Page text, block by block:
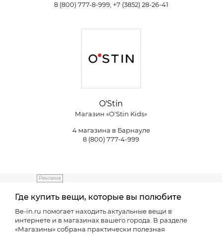
8 (800) 777-8-999, +7 (3852) 28-26-41
O'Stin
Магазин «O'Stin Kids»
4 магазина в Барнауле
8 (800) 777-4-999
Реклама
Где купить вещи, которые вы полюбите
Be-in.ru помогает находить актуальные вещи в
интернете и в магазинах вашего города. В разделе
«Магазины» собрана практически полезная